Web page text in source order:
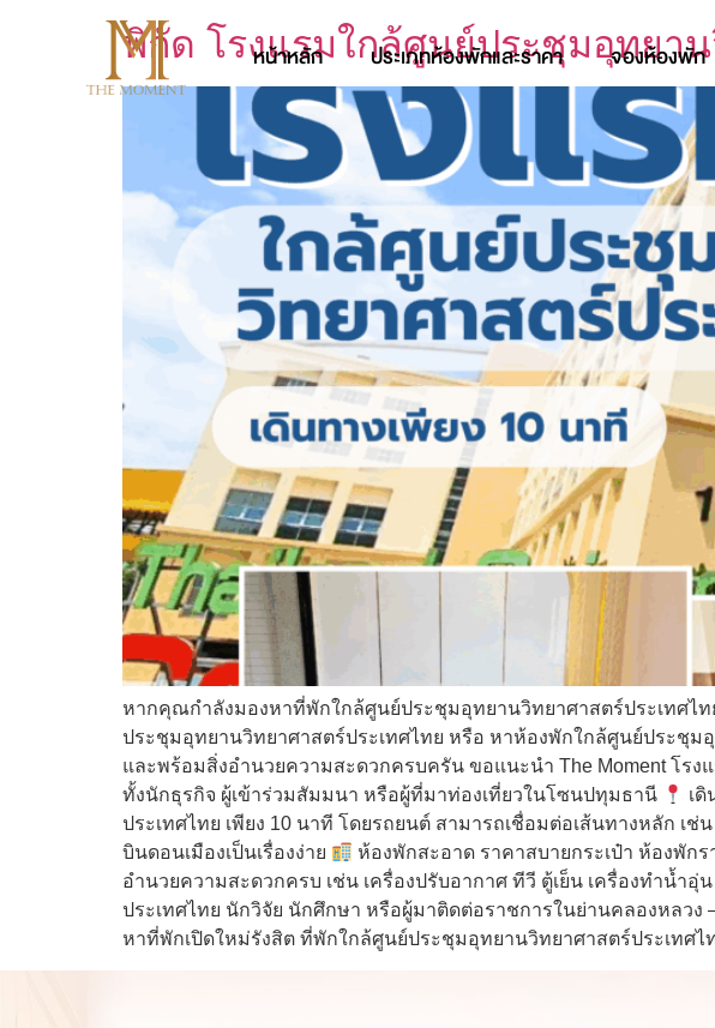
หน้าหลัก ประเภทห้องพักและราคา จองห้องพัก
พิกัด โรงแรมใกล้ศูนย์ประชุมอุทยา
หากคุณกำลังมองหาที่พักใกล้ศูนย์ประชุมอุทยานวิทยาศาสตร์ประเทศไ
ประชุมอุทยานวิทยาศาสตร์ประเทศไทย หรือ หาห้องพักใกล้ศูนย์ประชุม
และพร้อมสิ่งอำนวยความสะดวกครบครัน ขอแนะนำ The Moment โร
ทั้งนักธุรกิจ ผู้เข้าร่วมสัมมนา หรือผู้ที่มาท่องเที่ยวในโซนปทุมธานี
เ
ประเทศไทย เพียง 10 นาที โดยรถยนต์ สามารถเชื่อมต่อเส้นทางหลัก
บินดอนเมืองเป็นเรื่องง่าย
ห้องพักสะอาด ราคาสบายกระเป๋า ห้องพัก
อำนวยความสะดวกครบ เช่น เครื่องปรับอากาศ ทีวี ตู้เย็น เครื่องทำน้ำอุ่
ประเทศไทย นักวิจัย นักศึกษา หรือผู้มาติดต่อราชการในย่านคลองหลวง
หาที่พักเปิดใหม่รังสิต ที่พักใกล้ศูนย์ประชุมอุทยานวิทยาศาสตร์ประเทศ